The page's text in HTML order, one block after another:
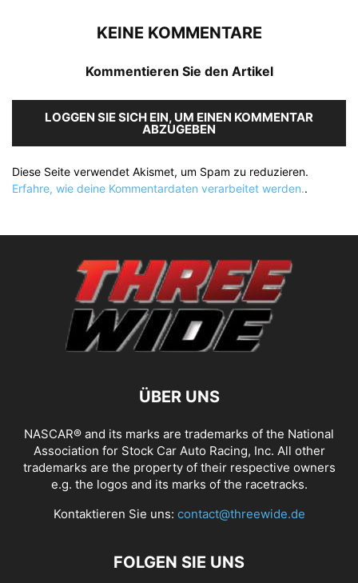
KEINE KOMMENTARE
Kommentieren Sie den Artikel
LOGGEN SIE SICH EIN, UM EINEN KOMMENTAR
ABZUGEBEN
Diese Seite verwendet Akismet, um Spam zu reduzieren.
Erfahre, wie deine Kommentardaten verarbeitet werden..
ÜBER UNS
NASCAR® and its marks are trademarks of the National
Association for Stock Car Auto Racing, Inc. All other
trademarks are the property of their respective owners
e.g. the logos and its marks of the racetracks.
Kontaktieren Sie uns: contact@threewide.de
FOLGEN SIE UNS